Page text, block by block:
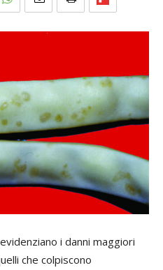
i danni maggiori
che colpiscono